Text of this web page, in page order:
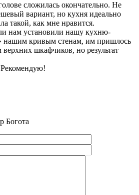
сложилась окончательно. Не
вариант, но кухня идеально
такой, как мне нравится.
нам установили нашу кухню-
нашим кривым стенам, им пришлось
шкафчиков, но результат
Богота